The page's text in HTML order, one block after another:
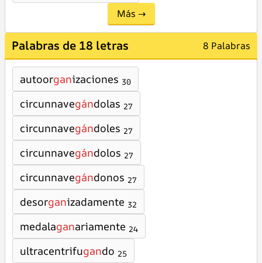
Más →
Palabras de 18 letras 8 Palabras
autoorganizaciones 30
circunnavegándolas 27
circunnavegándoles 27
circunnavegándolos 27
circunnavegándonos 27
desorganizadamente 32
medalaganariamente 24
ultracentrifugando 25